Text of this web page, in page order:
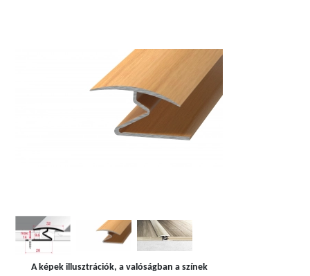
A képek illusztrációk, a valóságban a színek